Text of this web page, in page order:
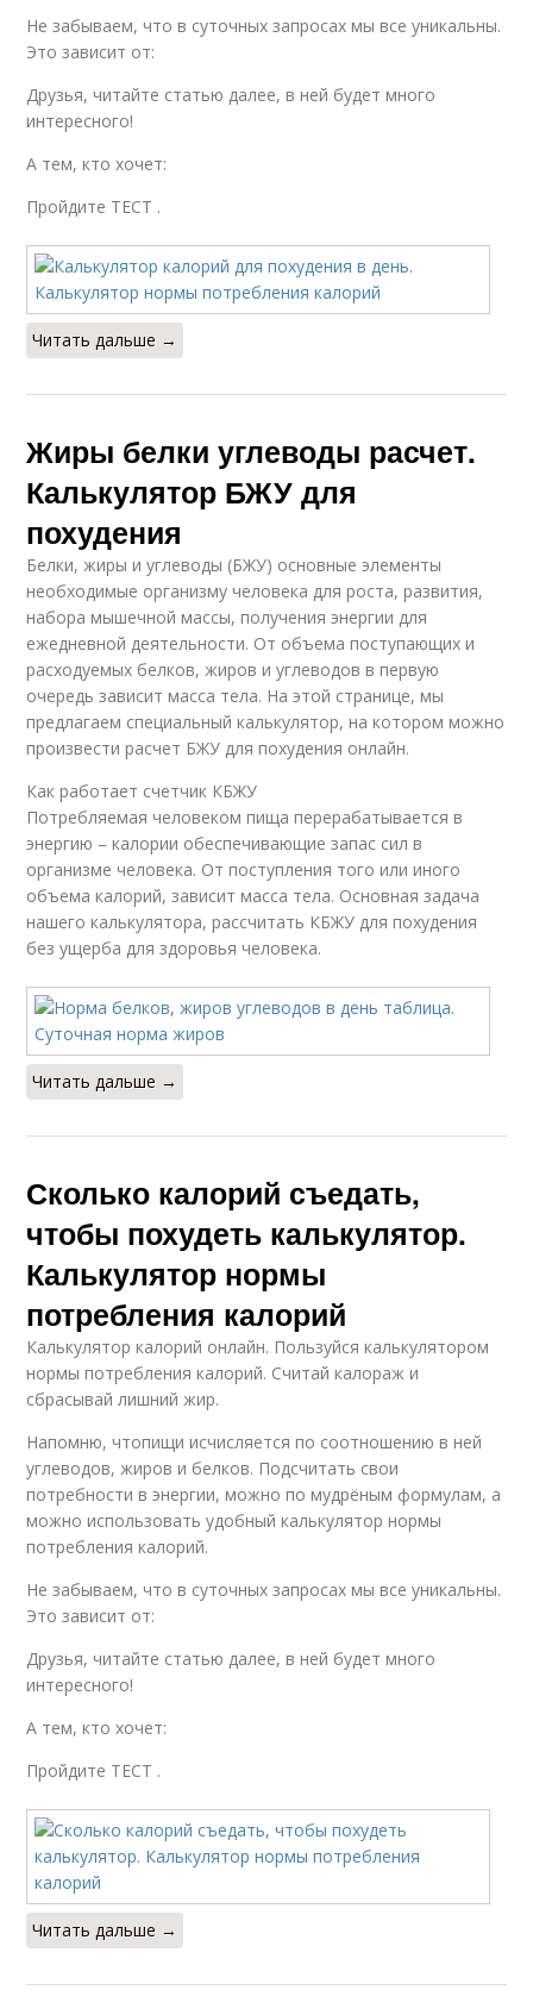
Не забываем, что в суточных запросах мы все уникальны.
Это зависит от:
Друзья, читайте статью далее, в ней будет много
интересного!
А тем, кто хочет:
Пройдите ТЕСТ .
Читать дальше →
Жиры белки углеводы расчет.
Калькулятор БЖУ для
похудения
Белки, жиры и углеводы (БЖУ) основные элементы
необходимые организму человека для роста, развития,
набора мышечной массы, получения энергии для
ежедневной деятельности. От объема поступающих и
расходуемых белков, жиров и углеводов в первую
очередь зависит масса тела. На этой странице, мы
предлагаем специальный калькулятор, на котором можно
произвести расчет БЖУ для похудения онлайн.
Как работает счетчик КБЖУ
Потребляемая человеком пища перерабатывается в
энергию – калории обеспечивающие запас сил в
организме человека. От поступления того или иного
объема калорий, зависит масса тела. Основная задача
нашего калькулятора, рассчитать КБЖУ для похудения
без ущерба для здоровья человека.
Читать дальше →
Сколько калорий съедать,
чтобы похудеть калькулятор.
Калькулятор нормы
потребления калорий
Калькулятор калорий онлайн. Пользуйся калькулятором
нормы потребления калорий. Считай калораж и
сбрасывай лишний жир.
Напомню, чтопищи исчисляется по соотношению в ней
углеводов, жиров и белков. Подсчитать свои
потребности в энергии, можно по мудрёным формулам, а
можно использовать удобный калькулятор нормы
потребления калорий.
Не забываем, что в суточных запросах мы все уникальны.
Это зависит от:
Друзья, читайте статью далее, в ней будет много
интересного!
А тем, кто хочет:
Пройдите ТЕСТ .
Читать дальше →